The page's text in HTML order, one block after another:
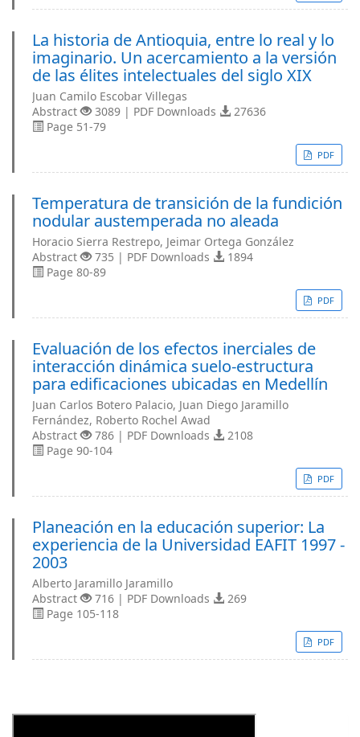
La historia de Antioquia, entre lo real y lo
imaginario. Un acercamiento a la versión
de las élites intelectuales del siglo XIX
Juan Camilo Escobar Villegas
Abstract
3089 | PDF Downloads
27636
Page 51-79
PDF
Temperatura de transición de la fundición
nodular austemperada no aleada
Horacio Sierra Restrepo, Jeimar Ortega González
Abstract
735 | PDF Downloads
1894
Page 80-89
PDF
Evaluación de los efectos inerciales de
interacción dinámica suelo-estructura
para edificaciones ubicadas en Medellín
Juan Carlos Botero Palacio, Juan Diego Jaramillo
Fernández, Roberto Rochel Awad
Abstract
786 | PDF Downloads
2108
Page 90-104
PDF
Planeación en la educación superior: La
experiencia de la Universidad EAFIT 1997 -
2003
Alberto Jaramillo Jaramillo
Abstract
716 | PDF Downloads
269
Page 105-118
PDF